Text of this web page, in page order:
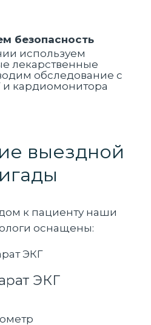
безопасность
используем
лекарственные
обследование с
кардиомонитора
выездной
к пациенту наши
оснащены:
ЭКГ